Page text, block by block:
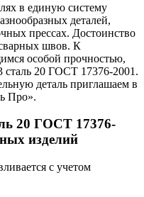
в единую систему
деталей,
прессах. Достоинство
швов. К
особой прочностью,
сталь 20 ГОСТ 17376-2001.
деталь приглашаем в
Про».
20 ГОСТ 17376-
изделий
с учетом